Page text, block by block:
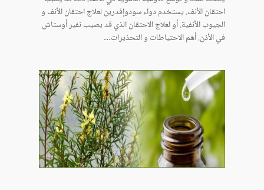
احتقان الأنف. يستخدم دواء سودوإفدرين لعلاج احتقان الأنف و
الجيوب الأنفية. أو لعلاج الاحتقان الذي قد يصيب نفير أوستاش
في الأذن. أهم الاحتياطات و التحذيرات…